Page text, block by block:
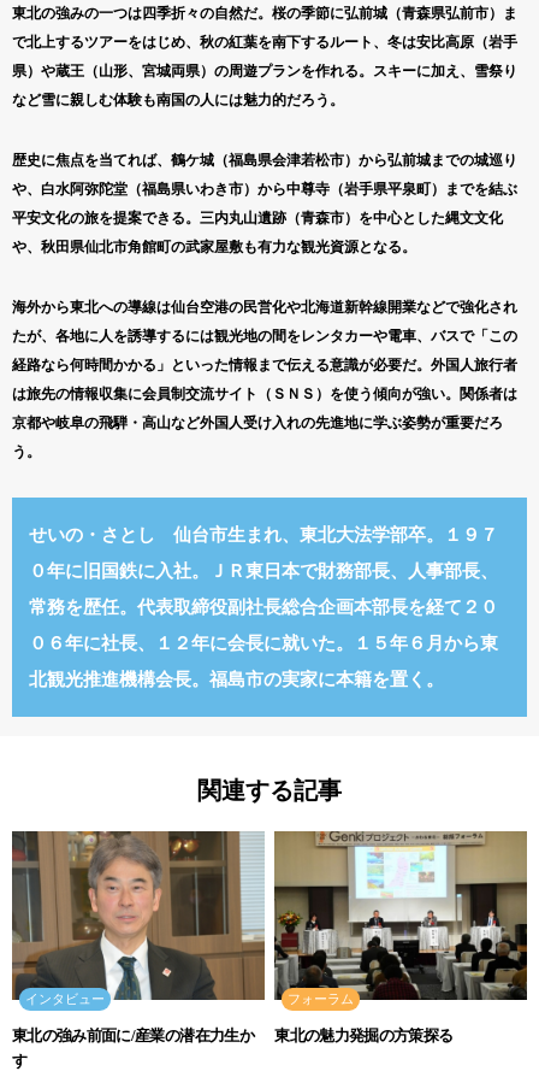
東北の強みの一つは四季折々の自然だ。桜の季節に弘前城（青森県弘前市）ま
で北上するツアーをはじめ、秋の紅葉を南下するルート、冬は安比高原（岩手
県）や蔵王（山形、宮城両県）の周遊プランを作れる。スキーに加え、雪祭り
など雪に親しむ体験も南国の人には魅力的だろう。
歴史に焦点を当てれば、鶴ケ城（福島県会津若松市）から弘前城までの城巡り
や、白水阿弥陀堂（福島県いわき市）から中尊寺（岩手県平泉町）までを結ぶ
平安文化の旅を提案できる。三内丸山遺跡（青森市）を中心とした縄文文化
や、秋田県仙北市角館町の武家屋敷も有力な観光資源となる。
海外から東北への導線は仙台空港の民営化や北海道新幹線開業などで強化され
たが、各地に人を誘導するには観光地の間をレンタカーや電車、バスで「この
経路なら何時間かかる」といった情報まで伝える意識が必要だ。外国人旅行者
は旅先の情報収集に会員制交流サイト（ＳＮＳ）を使う傾向が強い。関係者は
京都や岐阜の飛騨・高山など外国人受け入れの先進地に学ぶ姿勢が重要だろ
う。
せいの・さとし 仙台市生まれ、東北大法学部卒。１９７
０年に旧国鉄に入社。ＪＲ東日本で財務部長、人事部長、
常務を歴任。代表取締役副社長総合企画本部長を経て２０
０６年に社長、１２年に会長に就いた。１５年６月から東
北観光推進機構会長。福島市の実家に本籍を置く。
関連する記事
インタビュー
東北の強み前面に/産業の潜在力生か
す
フォーラム
東北の魅力発掘の方策探る